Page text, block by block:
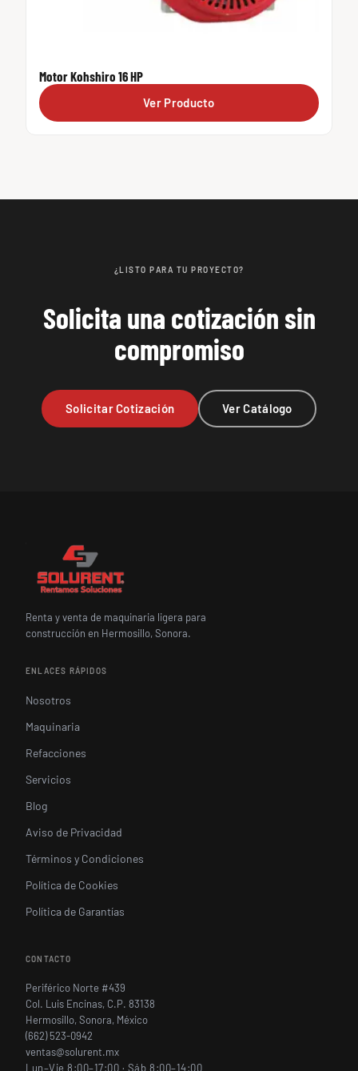
Motor Kohshiro 16 HP
Ver Producto
¿LISTO PARA TU PROYECTO?
Solicita una cotización sin
compromiso
Solicitar Cotización Ver Catálogo
Renta y venta de maquinaria ligera para
construcción en Hermosillo, Sonora.
ENLACES RÁPIDOS
Nosotros
Maquinaria
Refacciones
Servicios
Blog
Aviso de Privacidad
Términos y Condiciones
Política de Cookies
Política de Garantías
CONTACTO
Periférico Norte #439
Col. Luis Encinas, C.P. 83138
Hermosillo, Sonora, México
(662) 523-0942
ventas@solurent.mx
Lun–Vie 8:00–17:00 · Sáb 8:00–14:00